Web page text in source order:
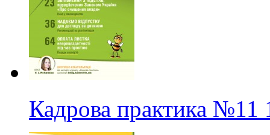
Кадрова практика №11